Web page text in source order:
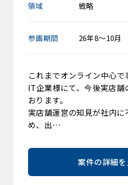
領域 戦略
参画期間 26年8～10月
これまでオンライン中心
IT企業様にて、今後実店舗
おります。
実店舗運営の知見が社内に
め、出…
案件の詳細を